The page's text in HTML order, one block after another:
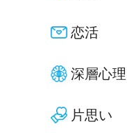
恋活
深層心理
片思い